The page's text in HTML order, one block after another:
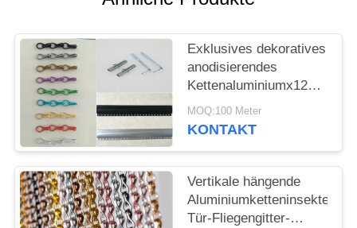
SITEMAP
DATENSCHUTZRICHTLINIE
Exklusives dekoratives
anodisierendes
Kettenaluminiumx12
des tür-Fliegengitters
24 x 8mm
MOQ:100 Meter
KONTAKT
Vertikale hängende
Aluminiumketteninsekten-
Tür-Fliegengitter-